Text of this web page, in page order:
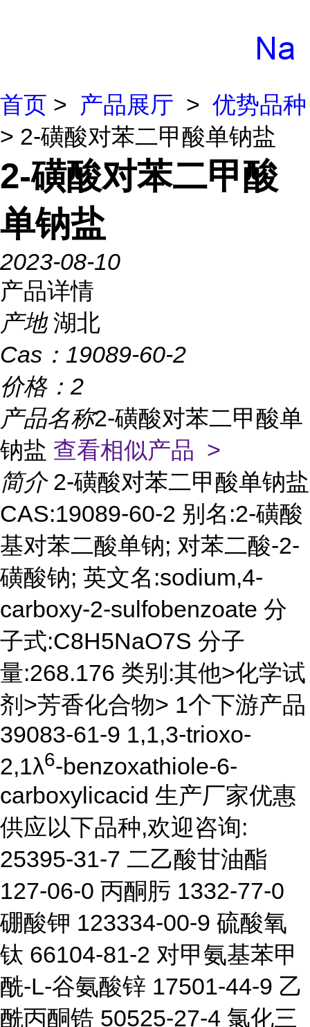
首页 > 产品展厅 > 优势品种
> 2-磺酸对苯二甲酸单钠盐
2-磺酸对苯二甲酸
单钠盐
2023-08-10
产品详情
产地 湖北
Cas： 19089-60-2
价格： 2
产品名称2-磺酸对苯二甲酸单
钠盐 查看相似产品 >
简介 2-磺酸对苯二甲酸单钠盐
CAS:19089-60-2 别名:2-磺酸
基对苯二酸单钠; 对苯二酸-2-
磺酸钠; 英文名:sodium,4-
carboxy-2-sulfobenzoate 分
子式:C8H5NaO7S 分子
量:268.176 类别:其他>化学试
剂>芳香化合物> 1个下游产品
39083-61-9 1,1,3-trioxo-
2,1λ6-benzoxathiole-6-
carboxylicacid 生产厂家优惠
供应以下品种,欢迎咨询:
25395-31-7 二乙酸甘油酯
127-06-0 丙酮肟 1332-77-0
硼酸钾 123334-00-9 硫酸氧
钛 66104-81-2 对甲氨基苯甲
酰-L-谷氨酸锌 17501-44-9 乙
酰丙酮锆 50525-27-4 氯化三